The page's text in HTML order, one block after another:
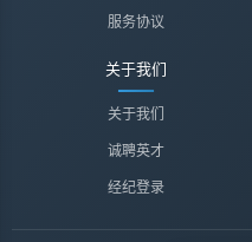
服务协议
关于我们
关于我们
诚聘英才
经纪登录